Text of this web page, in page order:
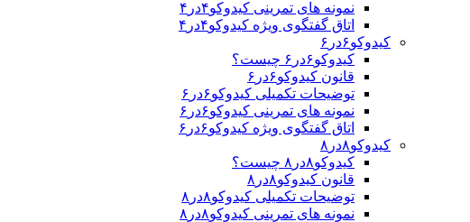
نمونه های تمرینی کیدوکو۴در۴
اتاق گفتگوی ویژه کیدوکو۴در۴
کیدوکو۶در۶
کیدوکو۶در۶ چیست؟
قانون کیدوکو۶در۶
توضیحات تکمیلی کیدوکو۶در۶
نمونه های تمرینی کیدوکو۶در۶
اتاق گفتگوی ویژه کیدوکو۶در۶
کیدوکو۸در۸
کیدوکو۸در۸ چیست؟
قانون کیدوکو۸در۸
توضیحات تکمیلی کیدوکو۸در۸
نمونه های تمرینی کیدوکو۸در۸